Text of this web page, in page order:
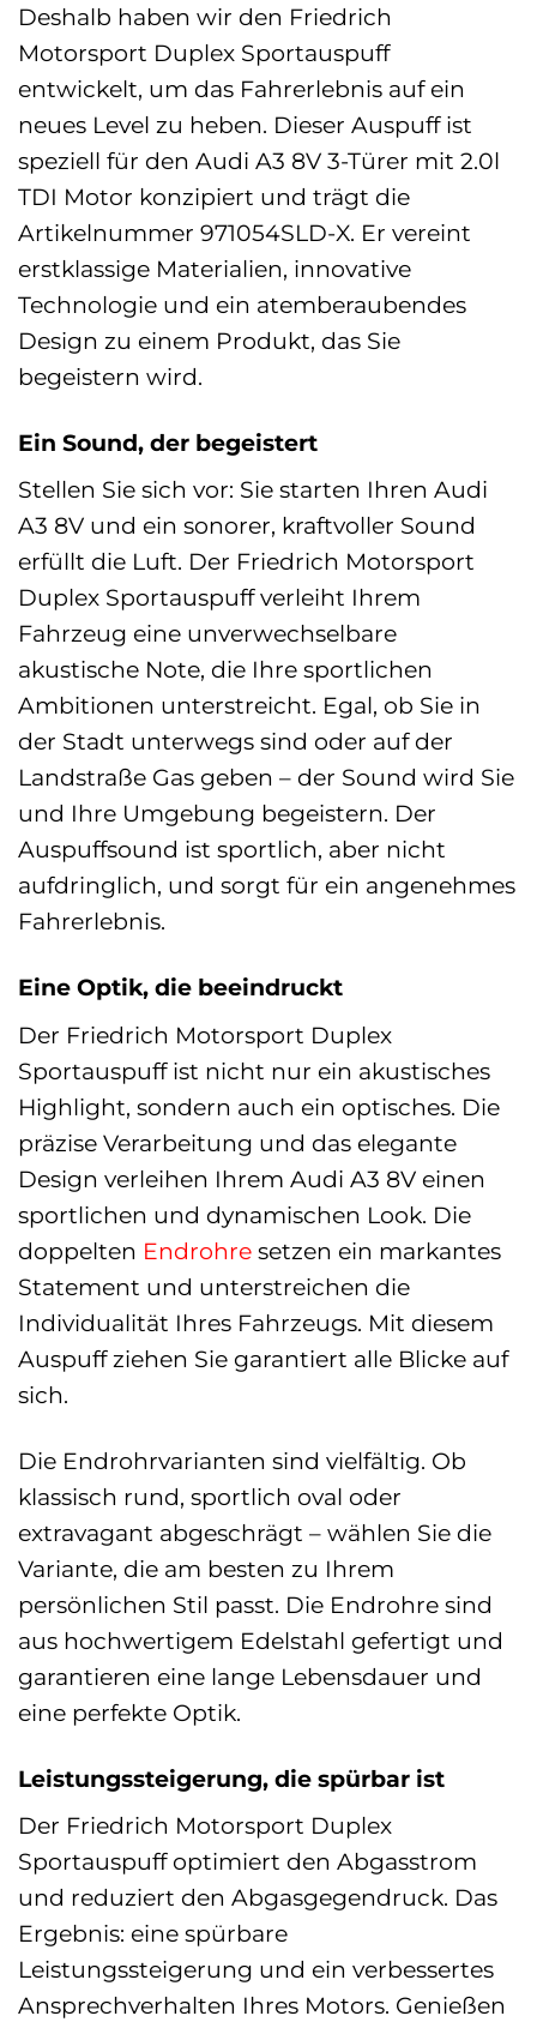
Deshalb haben wir den Friedrich
Motorsport Duplex Sportauspuff
entwickelt, um das Fahrerlebnis auf ein
neues Level zu heben. Dieser Auspuff ist
speziell für den Audi A3 8V 3-Türer mit 2.0l
TDI Motor konzipiert und trägt die
Artikelnummer 971054SLD-X. Er vereint
erstklassige Materialien, innovative
Technologie und ein atemberaubendes
Design zu einem Produkt, das Sie
begeistern wird.
Ein Sound, der begeistert
Stellen Sie sich vor: Sie starten Ihren Audi
A3 8V und ein sonorer, kraftvoller Sound
erfüllt die Luft. Der Friedrich Motorsport
Duplex Sportauspuff verleiht Ihrem
Fahrzeug eine unverwechselbare
akustische Note, die Ihre sportlichen
Ambitionen unterstreicht. Egal, ob Sie in
der Stadt unterwegs sind oder auf der
Landstraße Gas geben – der Sound wird Sie
und Ihre Umgebung begeistern. Der
Auspuffsound ist sportlich, aber nicht
aufdringlich, und sorgt für ein angenehmes
Fahrerlebnis.
Eine Optik, die beeindruckt
Der Friedrich Motorsport Duplex
Sportauspuff ist nicht nur ein akustisches
Highlight, sondern auch ein optisches. Die
präzise Verarbeitung und das elegante
Design verleihen Ihrem Audi A3 8V einen
sportlichen und dynamischen Look. Die
doppelten Endrohre setzen ein markantes
Statement und unterstreichen die
Individualität Ihres Fahrzeugs. Mit diesem
Auspuff ziehen Sie garantiert alle Blicke auf
sich.
Die Endrohrvarianten sind vielfältig. Ob
klassisch rund, sportlich oval oder
extravagant abgeschrägt – wählen Sie die
Variante, die am besten zu Ihrem
persönlichen Stil passt. Die Endrohre sind
aus hochwertigem Edelstahl gefertigt und
garantieren eine lange Lebensdauer und
eine perfekte Optik.
Leistungssteigerung, die spürbar ist
Der Friedrich Motorsport Duplex
Sportauspuff optimiert den Abgasstrom
und reduziert den Abgasgegendruck. Das
Ergebnis: eine spürbare
Leistungssteigerung und ein verbessertes
Ansprechverhalten Ihres Motors. Genießen